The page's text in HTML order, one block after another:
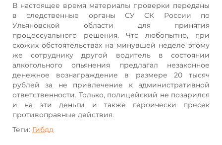
В настоящее время материалы проверки переданы
в следственные органы СУ СК России по
Ульяновской области для принятия
процессуального решения. Что любопытно, при
схожих обстоятельствах на минувшей неделе этому
же сотруднику другой водитель в состоянии
алкогольного опьянения предлагал незаконное
денежное вознаграждение в размере 20 тысяч
рублей за не привлечение к административной
ответственности. Только, полицейский не позарился
и на эти деньги и также героически пресек
противоправные действия.
Теги: Гибдд